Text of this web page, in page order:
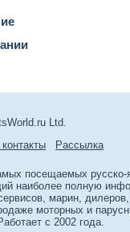
Ltd.
Рассылка
посещаемых русско-
наиболее полную
марин,
моторных и
с 2002 года.